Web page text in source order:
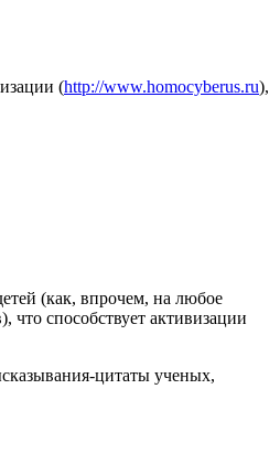
(http://www.homocyberus.ru),
(как, впрочем, на любое
способствует активизации
цитаты ученых,